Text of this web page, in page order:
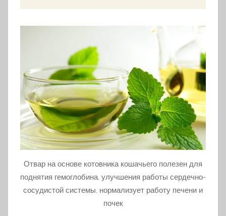
Отвар на основе котовника кошачьего полезен для
поднятия гемоглобина, улучшения работы сердечно-
сосудистой системы, нормализует работу печени и
почек